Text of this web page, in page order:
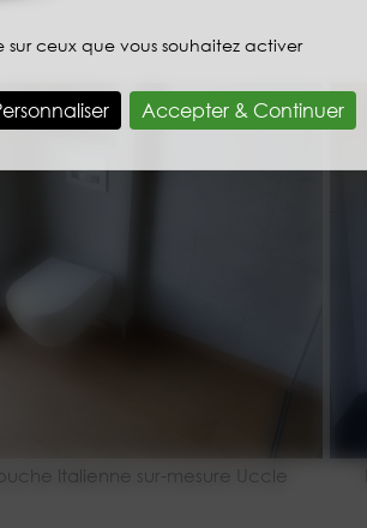
sur ceux que vous souhaitez activer
Accepter & Continuer
Italienne sur-mesure Uccle